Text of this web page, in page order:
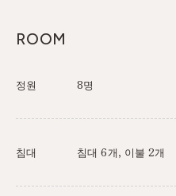
ROOM
정원 8명
침대 침대 6개, 이불 2개